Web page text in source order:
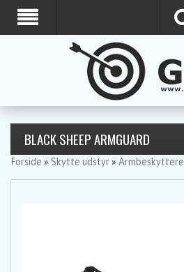
BLACK SHEEP ARMGUARD
Forside » Skytte udstyr » Armbeskyttere